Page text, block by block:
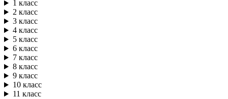
1 класс
2 класс
3 класс
4 класс
5 класс
6 класс
7 класс
8 класс
9 класс
10 класс
11 класс